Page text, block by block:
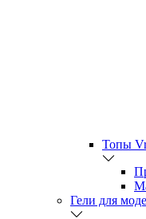
Топы
Гели для